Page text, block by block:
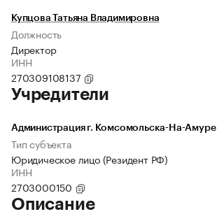
Купцова Татьяна Владимировна
Должность
Директор
ИНН
270309108137
Учредители
Администрация г. Комсомольска-На-Амуре
Тип субъекта
Юридическое лицо (Резидент РФ)
ИНН
2703000150
Описание